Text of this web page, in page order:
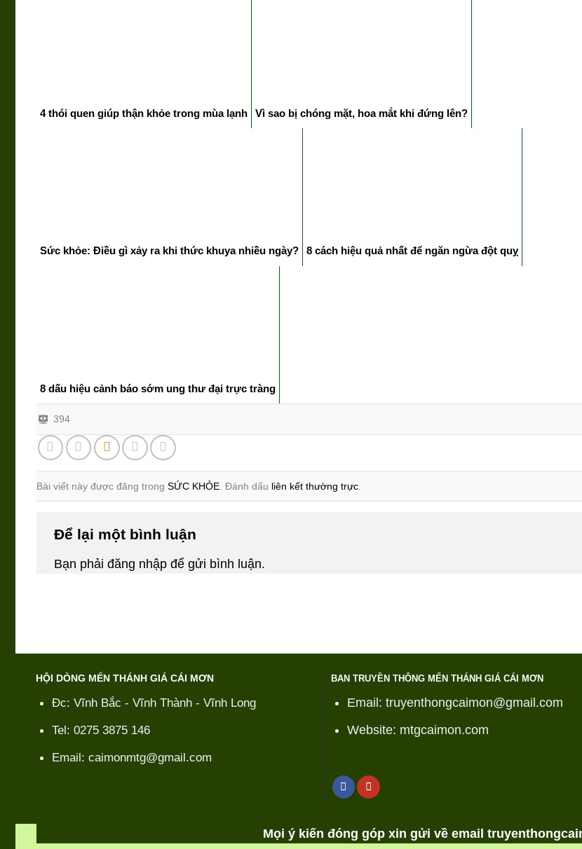
4 thói quen giúp thận khỏe trong mùa lạnh Vì sao bị chóng mặt, hoa mắt khi đứng lên?
Sức khỏe: Điều gì xảy ra khi thức khuya nhiều ngày? 8 cách hiệu quả nhất để ngăn ngừa đột quỵ
8 dấu hiệu cảnh báo sớm ung thư đại trực tràng
394
Bài viết này được đăng trong SỨC KHỎE . Đánh dấu liên kết thường trực
Để lại một bình luận
Bạn phải đăng nhập để gửi bình luận.
HỘI DÒNG MẾN THÁNH GIÁ CÁI MƠN
Đc: Vĩnh Bắc - Vĩnh Thành - Vĩnh Long
Tel: 0275 3875 146
Email: caimonmtg@gmail.com
BAN TRUYỀN THÔNG MẾN THÁNH GIÁ CÁI MƠN
Email: truyenthongcaimon@gmail.com
Website: mtgcaimon.com
Mọi ý kiến đóng góp xin gửi về email